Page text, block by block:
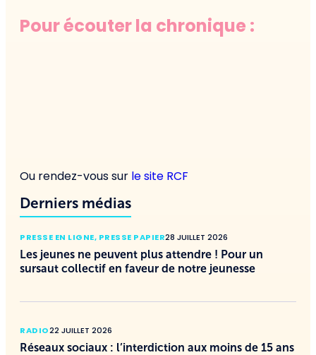
Pour écouter la chronique :
Ou rendez-vous sur le site RCF
Derniers médias
PRESSE EN LIGNE, PRESSE PAPIER28 JUILLET 2026
Les jeunes ne peuvent plus attendre ! Pour un
sursaut collectif en faveur de notre jeunesse
RADIO22 JUILLET 2026
Réseaux sociaux : l’interdiction aux moins de 15 ans